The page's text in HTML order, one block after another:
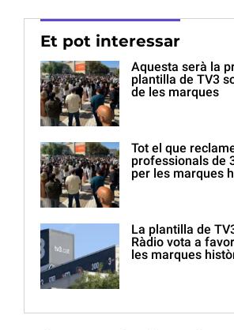
Et pot interessar
Aquesta serà la
plantilla de TV3
de les marques
Tot el que
professionals de
per les marques
La plantilla de
Ràdio vota a
les marques